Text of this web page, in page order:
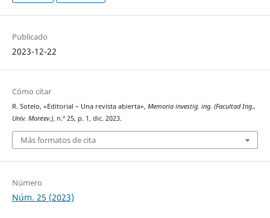
Publicado
2023-12-22
Cómo citar
R. Sotelo, «Editorial – Una revista abierta», Memoria investig. ing. (Facultad Ing.,
Univ. Montev.), n.º 25, p. 1, dic. 2023.
Más formatos de cita
Número
Núm. 25 (2023)